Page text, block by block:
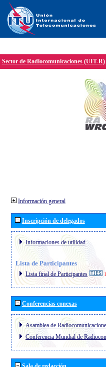
Sector de Radiocomunicaciones (UIT-R)
Información general
Inscripción de delegados
Informaciones de utilidad
Lista de Participantes
Lista final de Participantes
Conferencias conexas
Asamblea de
Conferencia Mundial de